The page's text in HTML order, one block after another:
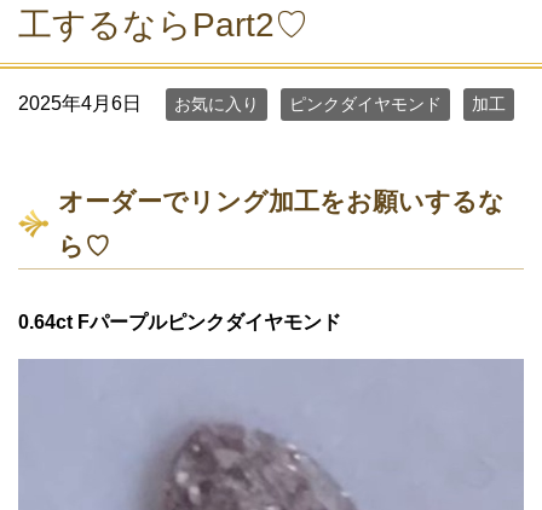
工するならPart2♡
2025年4月6日 お気に入り ピンクダイヤモンド 加工
オーダーでリング加工をお願いするな
ら♡
0.64ct Fパープルピンクダイヤモンド